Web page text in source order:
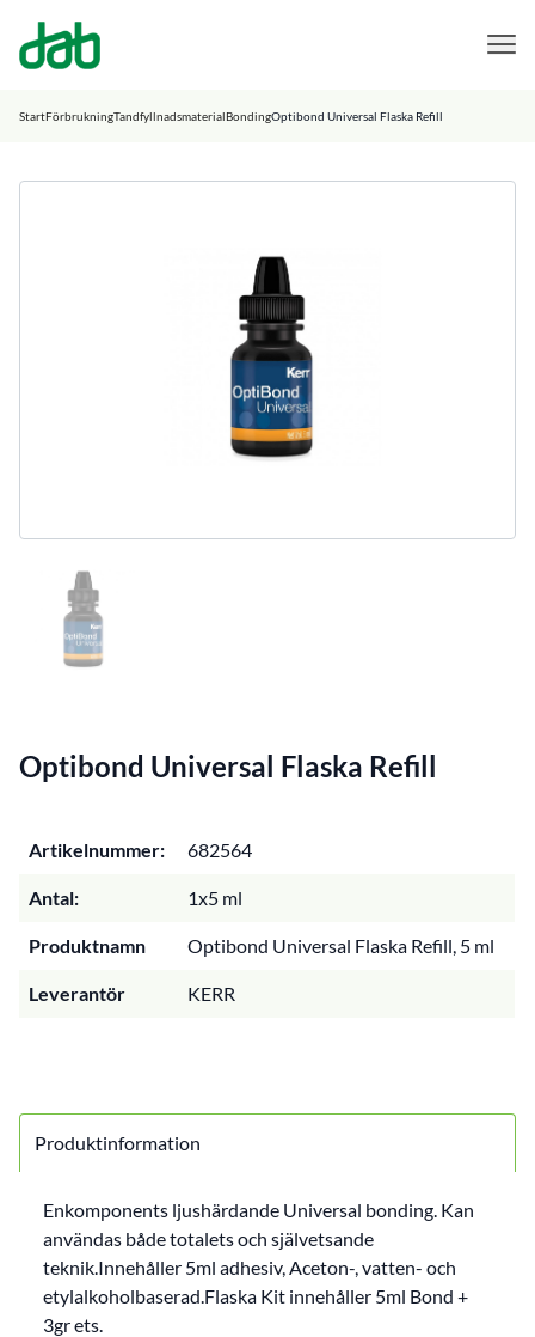
DAB Dental
StartFörbrukningTandfyllnadsmaterialBondingOptibond Universal Flaska Refill
Optibond Universal Flaska Refill
Artikelnummer: 682564
Antal: 1x5 ml
Produktnamn Optibond Universal Flaska Refill, 5 ml
Leverantör KERR
Produktinformation
Enkomponents ljushärdande Universal bonding. Kan
användas både totalets och självetsande
teknik.Innehåller 5ml adhesiv, Aceton-, vatten- och
etylalkoholbaserad.Flaska Kit innehåller 5ml Bond +
3gr ets.